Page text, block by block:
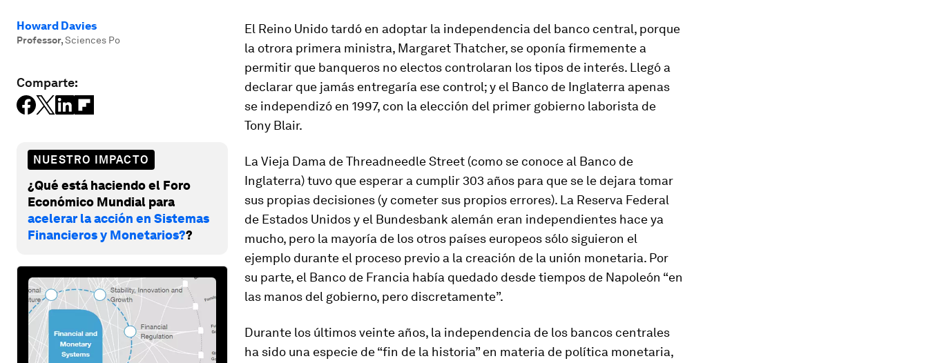
Howard Davies
Professor,Sciences Po
Comparte:
NUESTRO IMPACTO
¿Qué está haciendo el Foro
Económico Mundial para
acelerar la acción en Sistemas
Financieros y Monetarios??
El Reino Unido tardó en adoptar la independencia del banco central, porque
la otrora primera ministra, Margaret Thatcher, se oponía firmemente a
permitir que banqueros no electos controlaran los tipos de interés. Llegó a
declarar que jamás entregaría ese control; y el Banco de Inglaterra apenas
se independizó en 1997, con la elección del primer gobierno laborista de
Tony Blair.
La Vieja Dama de Threadneedle Street (como se conoce al Banco de
Inglaterra) tuvo que esperar a cumplir 303 años para que se le dejara tomar
sus propias decisiones (y cometer sus propios errores). La Reserva Federal
de Estados Unidos y el Bundesbank alemán eran independientes hace ya
mucho, pero la mayoría de los otros países europeos sólo siguieron el
ejemplo durante el proceso previo a la creación de la unión monetaria. Por
su parte, el Banco de Francia había quedado desde tiempos de Napoleón “en
las manos del gobierno, pero discretamente”.
Durante los últimos veinte años, la independencia de los bancos centrales
ha sido una especie de “fin de la historia” en materia de política monetaria,